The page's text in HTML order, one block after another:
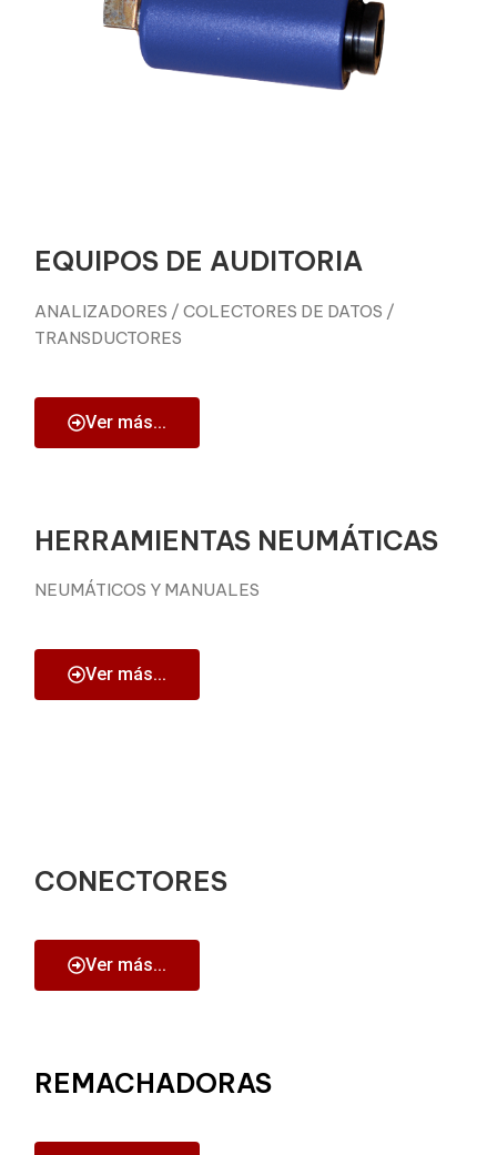
EQUIPOS DE AUDITORIA
ANALIZADORES / COLECTORES DE DATOS /
TRANSDUCTORES
Ver más...
HERRAMIENTAS NEUMÁTICAS
NEUMÁTICOS Y MANUALES
Ver más...
CONECTORES
Ver más...
REMACHADORAS